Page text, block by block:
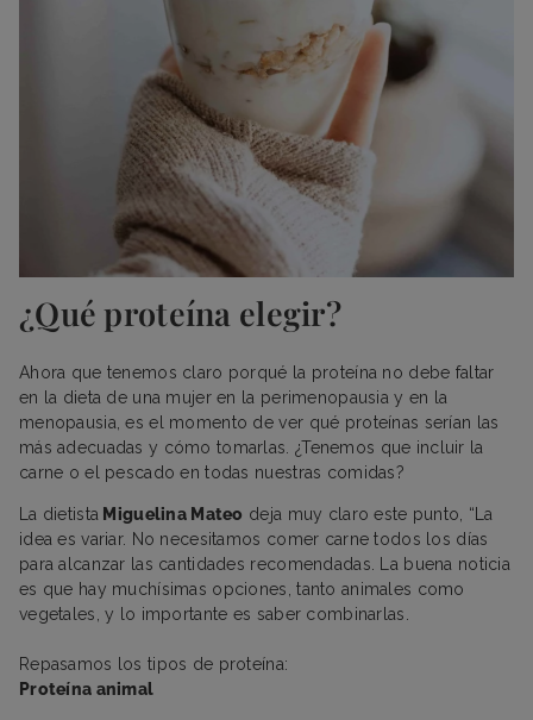
¿Qué proteína elegir?
Ahora que tenemos claro porqué la proteína no debe faltar
en la dieta de una mujer en la perimenopausia y en la
menopausia, es el momento de ver qué proteínas serían las
más adecuadas y cómo tomarlas. ¿Tenemos que incluir la
carne o el pescado en todas nuestras comidas?
La dietista Miguelina Mateo deja muy claro este punto, “La
idea es variar. No necesitamos comer carne todos los días
para alcanzar las cantidades recomendadas. La buena noticia
es que hay muchísimas opciones, tanto animales como
vegetales, y lo importante es saber combinarlas.
Repasamos los tipos de proteína:
Proteína animal